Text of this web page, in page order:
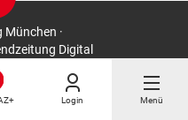
Login Menü
·
Digital